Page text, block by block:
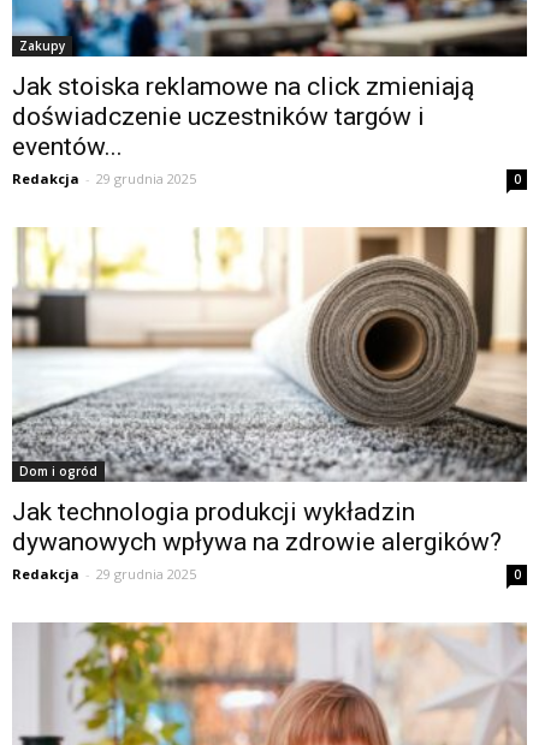
Zakupy
Jak stoiska reklamowe na click zmieniają
doświadczenie uczestników targów i
eventów...
Redakcja - 29 grudnia 2025 0
Dom i ogród
Jak technologia produkcji wykładzin
dywanowych wpływa na zdrowie alergików?
Redakcja - 29 grudnia 2025 0